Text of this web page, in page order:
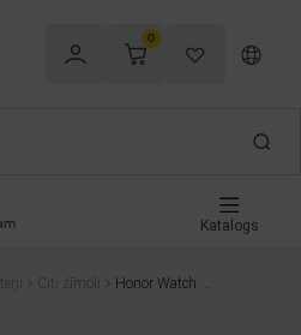
0
Katalogs
Citi zīmoli
Honor Watch Ma